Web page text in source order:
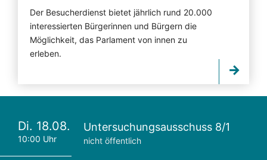
Der Besucherdienst bietet jährlich rund 20.000
interessierten Bürgerinnen und Bürgern die
Möglichkeit, das Parlament von innen zu
erleben.
Di. 18.08.
10:00 Uhr
Untersuchungsausschuss 8/1
nicht öffentlich